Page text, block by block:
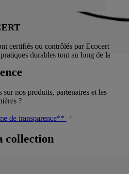
certifiés ou contrôlés par Ecocert
durables tout au long de la
nos produits, partenaires et les
?
de transparence**
collection